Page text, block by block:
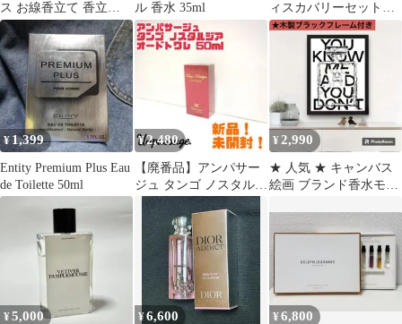
ス お線香立て 香立
HOME FRAGRANCE
TOOL ガラス香皿香立
てセット 香皿 スティッ
ク ロング インセンス
インセンスホルダー ク
リア シンプル お香 皿
かわいい
ル 香水 35ml
ィスカバリーセット
16種
¥ 1,399
Entity Premium Plus Eau
de Toilette 50ml
¥2,480
【廃番品】アンパサー
ジュ タンゴ ノスタルジ
ア オードトワレ 50ml
送料無料
¥2,990
★ 人気 ★ キャンバス
絵画 ブランド香水モチ
¥5,000 ¥6,600 ¥6,800